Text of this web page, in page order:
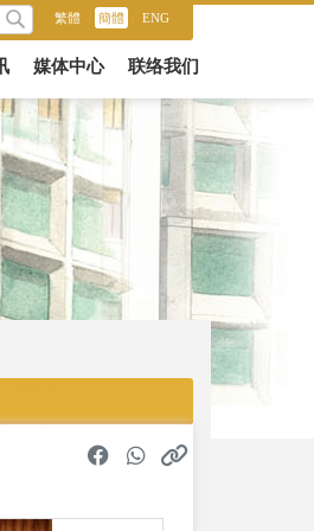
繁體 簡體 ENG
媒体中心 联络我们